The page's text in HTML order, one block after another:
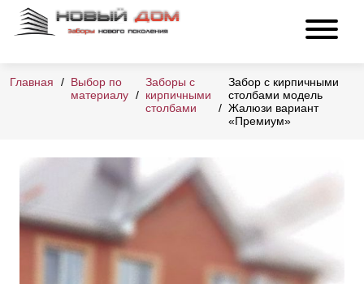
Главная
Выбор по
материалу
Заборы с
кирпичными
столбами
Забор с кирпичными
столбами модель
Жалюзи вариант
«Премиум»